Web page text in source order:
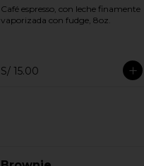
Café espresso, con leche finamente
vaporizada con fudge, 8oz.
S/ 15.00